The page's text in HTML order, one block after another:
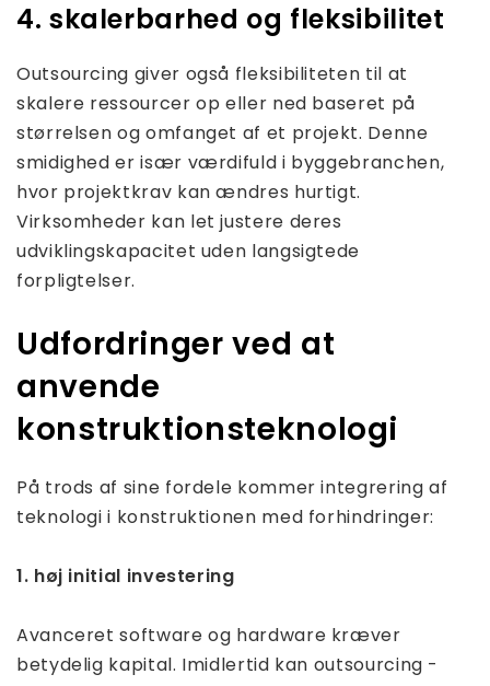
4. skalerbarhed og fleksibilitet
Outsourcing giver også fleksibiliteten til at
skalere ressourcer op eller ned baseret på
størrelsen og omfanget af et projekt. Denne
smidighed er især værdifuld i byggebranchen,
hvor projektkrav kan ændres hurtigt.
Virksomheder kan let justere deres
udviklingskapacitet uden langsigtede
forpligtelser.
Udfordringer ved at
anvende
konstruktionsteknologi
På trods af sine fordele kommer integrering af
teknologi i konstruktionen med forhindringer:
1. høj initial investering
Avanceret software og hardware kræver
betydelig kapital. Imidlertid kan outsourcing -